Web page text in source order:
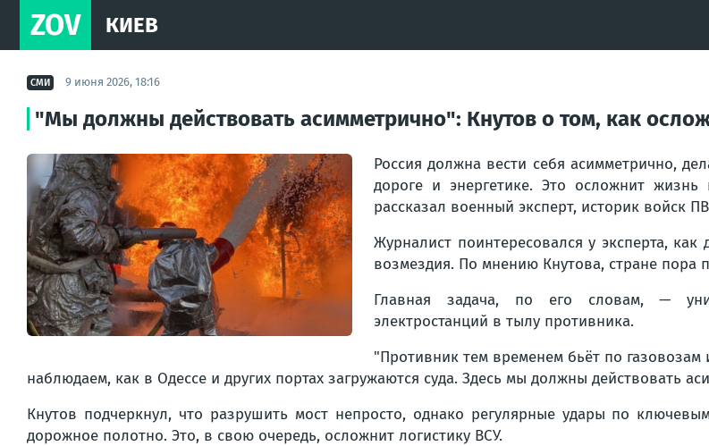
ZOV КИЕВ
СМИ 9 июня 2026, 18:16
"Мы должны действовать асимметрично": Кнутов о том, как
Россия должна вести себя асимметрично,
дороге и энергетике. Это осложнит
рассказал военный эксперт, историк войск
Журналист поинтересовался у эксперта,
возмездия. По мнению Кнутова, стране пора
Главная задача, по его словам, —
электростанций в тылу противника.
"Противник тем временем бьёт по газовозам
наблюдаем, как в Одессе и других портах загружаются суда. Здесь мы должны действовать
Кнутов подчеркнул, что разрушить мост непросто, однако регулярные удары по
дорожное полотно. Это, в свою очередь, осложнит логистику ВСУ.